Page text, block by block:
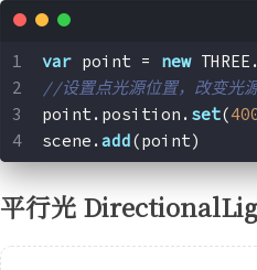
var point = new
//设置点光源位置，改变光
point.position. set(
scene.add(point)
平行光